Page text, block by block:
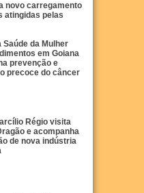
novo carregamento
atingidas pelas
Saúde da Mulher
em Goiana
prevenção e
precoce do câncer
Régio visita
e acompanha
de nova indústria